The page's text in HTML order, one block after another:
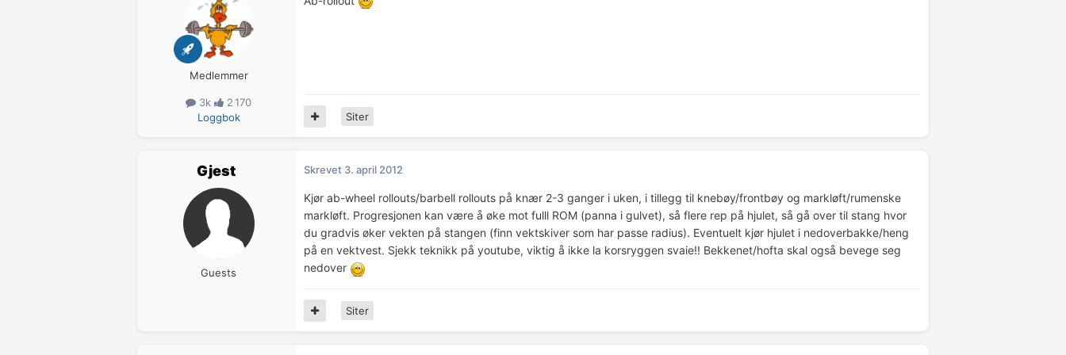
Medlemmer
3k
2 170
Loggbok
Siter
Gjest
Guests
Skrevet 3. april 2012
Kjør ab-wheel rollouts/barbell rollouts på knær 2-3 ganger i uken, i tillegg til knebøy/frontbøy og markløft/rumenske
markløft. Progresjonen kan være å øke mot fulll ROM (panna i gulvet), så flere rep på hjulet, så gå over til stang hvor
du gradvis øker vekten på stangen (finn vektskiver som har passe radius). Eventuelt kjør hjulet i nedoverbakke/heng
på en vektvest. Sjekk teknikk på youtube, viktig å ikke la korsryggen svaie!! Bekkenet/hofta skal også bevege seg
nedover
Siter